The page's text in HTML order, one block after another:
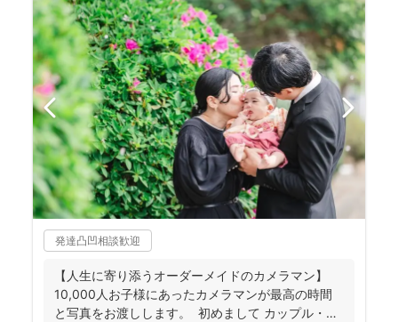
発達凸凹相談歓迎
【人生に寄り添うオーダーメイドのカメラマン】
10,000人お子様にあったカメラマンが最高の時間
と写真をお渡しします。 初めまして カップル・